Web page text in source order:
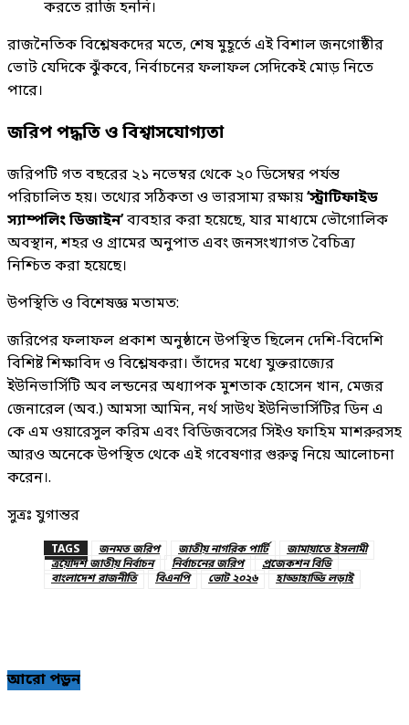
করতে রাজি হননি।
রাজনৈতিক বিশ্লেষকদের মতে, শেষ মুহূর্তে এই বিশাল জনগোষ্ঠীর
ভোট যেদিকে ঝুঁকবে, নির্বাচনের ফলাফল সেদিকেই মোড় নিতে
পারে।
জরিপ পদ্ধতি ও বিশ্বাসযোগ্যতা
জরিপটি গত বছরের ২১ নভেম্বর থেকে ২০ ডিসেম্বর পর্যন্ত
পরিচালিত হয়। তথ্যের সঠিকতা ও ভারসাম্য রক্ষায়‘স্ট্রাটিফাইড
স্যাম্পলিং ডিজাইন’ব্যবহার করা হয়েছে, যার মাধ্যমে ভৌগোলিক
অবস্থান, শহর ও গ্রামের অনুপাত এবং জনসংখ্যাগত বৈচিত্র্য
নিশ্চিত করা হয়েছে।
উপস্থিতি ও বিশেষজ্ঞ মতামত:
জরিপের ফলাফল প্রকাশ অনুষ্ঠানে উপস্থিত ছিলেন দেশি-বিদেশি
বিশিষ্ট শিক্ষাবিদ ও বিশ্লেষকরা। তাঁদের মধ্যে যুক্তরাজ্যের
ইউনিভার্সিটি অব লন্ডনের অধ্যাপক মুশতাক হোসেন খান, মেজর
জেনারেল (অব.) আমসা আমিন, নর্থ সাউথ ইউনিভার্সিটির ডিন এ
কে এম ওয়ারেসুল করিম এবং বিডিজবসের সিইও ফাহিম মাশরুরসহ
আরও অনেকে উপস্থিত থেকে এই গবেষণার গুরুত্ব নিয়ে আলোচনা
করেন।.
সুত্রঃ যুগান্তর
TAGS জনমত জরিপ জাতীয় নাগরিক পার্টি
জামায়াতে ইসলামী
ত্রয়োদশ জাতীয় নির্বাচন
নির্বাচনের জরিপ
প্রজেকশন বিডি
বাংলাদেশ রাজনীতি
বিএনপি ভোট ২০২৬ হাড্ডাহাড্ডি লড়াই
আরো পড়ুন